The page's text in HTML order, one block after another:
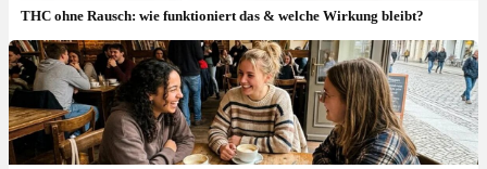
THC ohne Rausch: wie funktioniert das & welche Wirkung bleibt?